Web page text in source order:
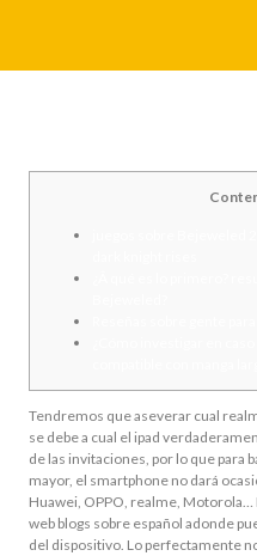
Tendremos que aseverar cual
se debe a cual el ipad
de las invitaciones, por lo que para
mayor, el smartphone no dará
Huawei, OPPO, realme, Motorola…
web blogs sobre español adonde
del dispositivo. Lo perfectamente